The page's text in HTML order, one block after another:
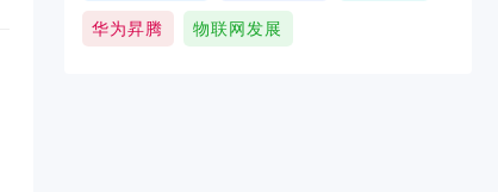
华为昇腾 物联网发展